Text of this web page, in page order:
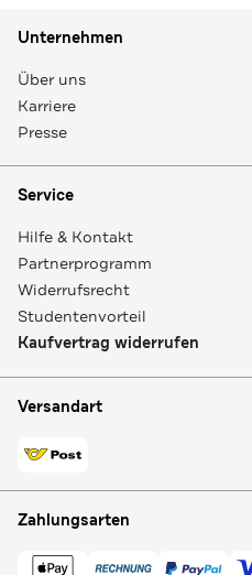
Unternehmen
Über uns
Karriere
Presse
Service
Hilfe & Kontakt
Partnerprogramm
Widerrufsrecht
Studentenvorteil
Kaufvertrag widerrufen
Versandart
Zahlungsarten